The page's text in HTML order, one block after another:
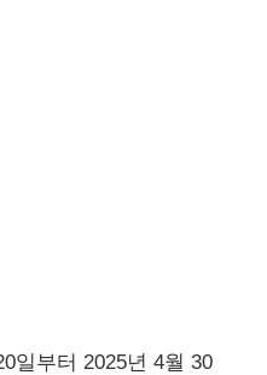
일부터 2025년 4월 30